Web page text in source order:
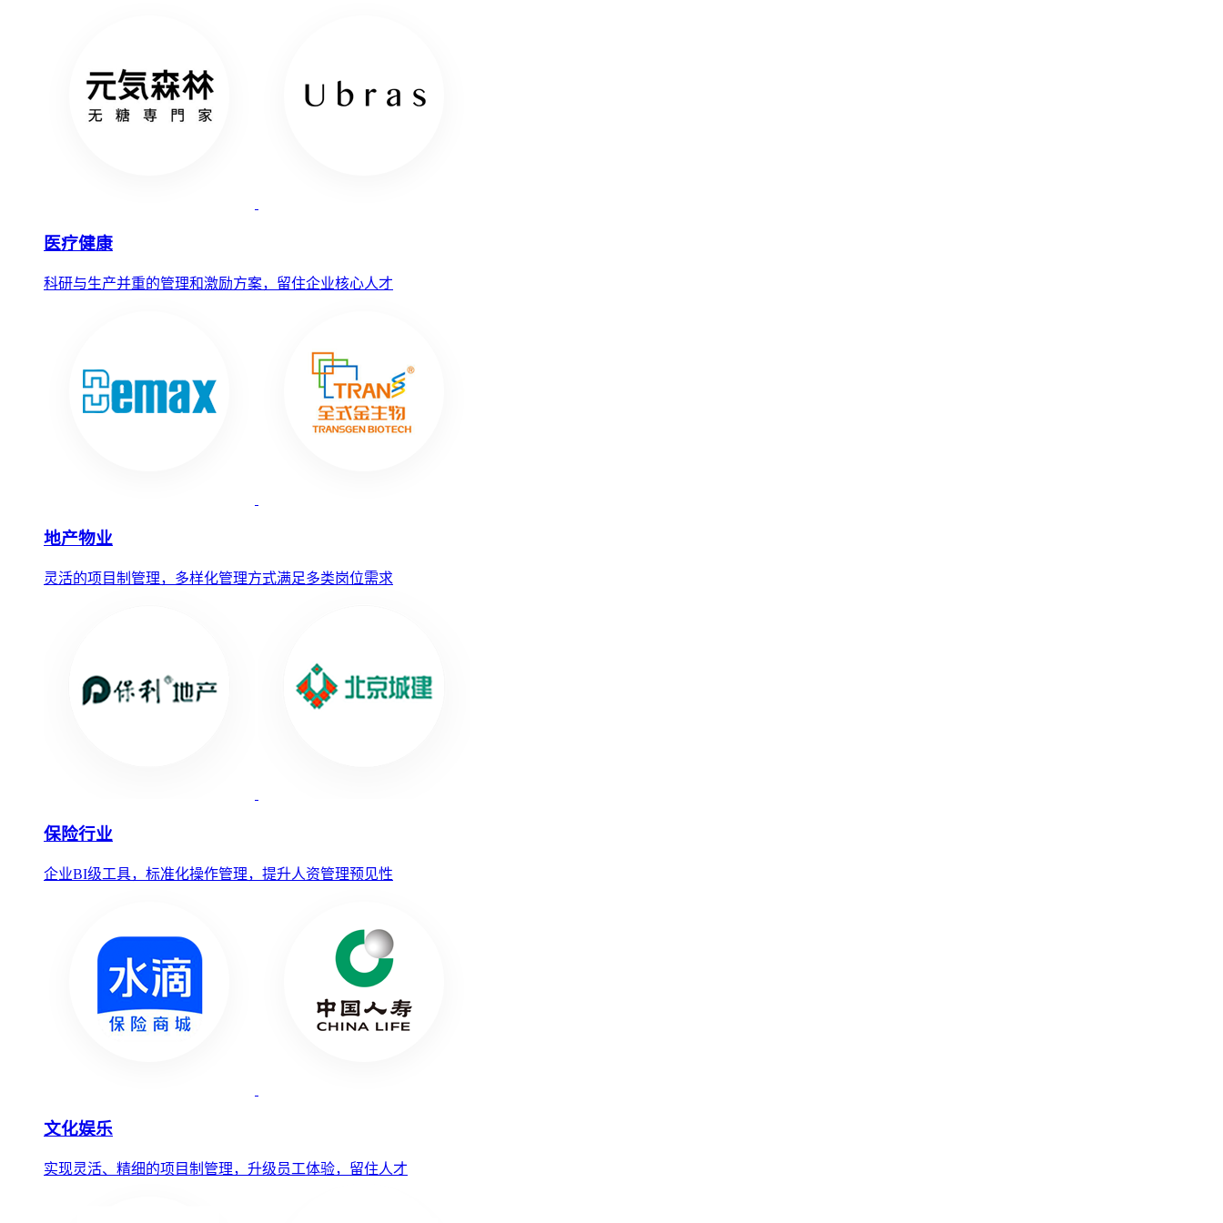
医疗健康
科研与生产并重的管理和激励方案，留住企业核心人才
地产物业
灵活的项目制管理，多样化管理方式满足多类岗位需求
保险行业
企业BI级工具，标准化操作管理，提升人资管理预见性
文化娱乐
实现灵活、精细的项目制管理，升级员工体验，留住人才